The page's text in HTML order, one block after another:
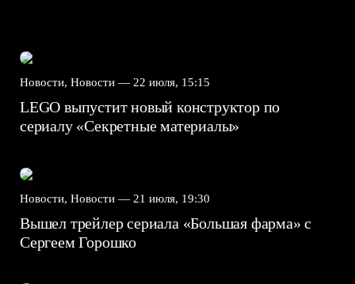
Новости, Новости — 22 июля, 15:15
LEGO выпустит новый конструктор по
сериалу «Секретные материалы»
Новости, Новости — 21 июля, 19:30
Вышел трейлер сериала «Большая фарма» с
Сергеем Горошко